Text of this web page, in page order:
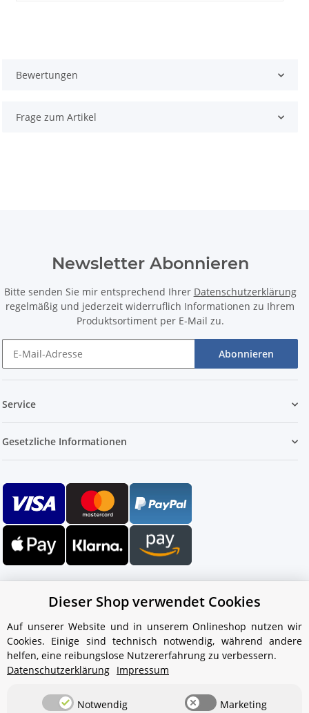
Bewertungen
Frage zum Artikel
Newsletter Abonnieren
Bitte senden Sie mir entsprechend Ihrer Datenschutzerklärung
regelmäßig und jederzeit widerruflich Informationen zu Ihrem
Produktsortiment per E-Mail zu.
Abonnieren
Service
Gesetzliche Informationen
Ihr WhatsApp-Kontakt zum
Service Team
von Aquintos-Wasseraufbereitung
Dieser Shop verwendet Cookies
Auf unserer Website und in unserem Onlineshop nutzen wir
Cookies. Einige sind technisch notwendig, während andere
helfen, eine reibungslose Nutzererfahrung zu verbessern.
Datenschutzerklärung Impressum
Notwendig Marketing